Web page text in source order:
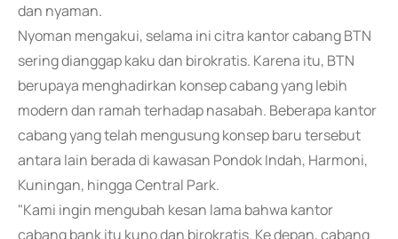
dan nyaman.
Nyoman mengakui, selama ini citra kantor cabang BTN
sering dianggap kaku dan birokratis. Karena itu, BTN
berupaya menghadirkan konsep cabang yang lebih
modern dan ramah terhadap nasabah. Beberapa kantor
cabang yang telah mengusung konsep baru tersebut
antara lain berada di kawasan Pondok Indah, Harmoni,
Kuningan, hingga Central Park.
"Kami ingin mengubah kesan lama bahwa kantor
cabang bank itu kuno dan birokratis. Ke depan, cabang